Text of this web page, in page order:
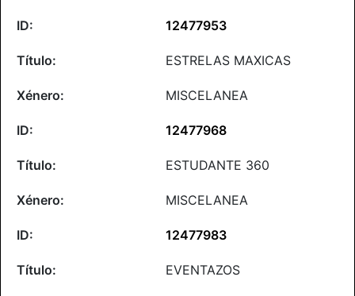
12477953
ESTRELAS MAXICAS
MISCELANEA
12477968
ESTUDANTE 360
MISCELANEA
12477983
EVENTAZOS